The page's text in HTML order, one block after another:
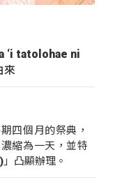
‘i tatolohae ni
來
四個月的祭典，
縮為一天，並特
凸顯辦理。